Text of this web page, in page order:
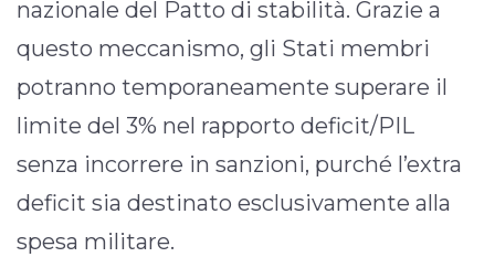
nazionale del Patto di stabilità. Grazie a
questo meccanismo, gli Stati membri
potranno temporaneamente superare il
limite del 3% nel rapporto deficit/PIL
senza incorrere in sanzioni, purché l’extra
deficit sia destinato esclusivamente alla
spesa militare.